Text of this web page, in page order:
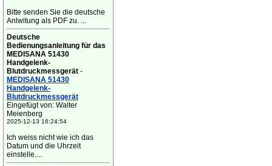
Bitte senden Sie die deutsche
Anlwitung als PDF zu. ...
Deutsche
Bedienungsanleitung für das
MEDISANA 51430
Handgelenk-
Blutdruckmessgerät -
MEDISANA 51430
Handgelenk-
Blutdruckmessgerät
Eingefügt von: Walter
Meienberg
2025-12-13 16:24:54
Ich weiss nicht wie ich das
Datum und die Uhrzeit
einstelle....